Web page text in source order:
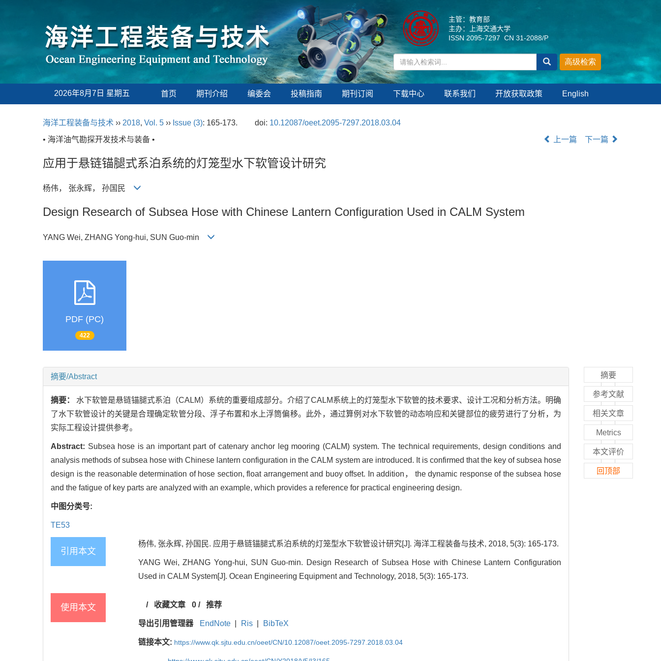
主管：教育部
主办：上海交通大学
ISSN 2095-7297 CN 31-2088/P
2026年8月7日 星期五 首页 期刊介绍 编委会 投稿指南 期刊订阅 下载中心 联系我们 开放获取政策 English
海洋工程装备与技术 ›› 2018, Vol. 5 ›› Issue (3): 165-173. doi: 10.12087/oeet.2095-7297.2018.03.04
• 海洋油气勘探开发技术与装备 •
上一篇 下一篇
应用于悬链锚腿式系泊系统的灯笼型水下软管设计研究
杨伟， 张永辉， 孙国民
Design Research of Subsea Hose with Chinese Lantern Configuration Used in CALM System
YANG Wei, ZHANG Yong-hui, SUN Guo-min
PDF (PC)
422
摘要/Abstract
摘要： 水下软管是悬链锚腿式系泊（CALM）系统的重要组成部分。介绍了CALM系统上的灯笼型水下软管的技术要求、设计工况和分析方法。明确
了水下软管设计的关键是合理确定软管分段、浮子布置和水上浮筒偏移。此外，通过算例对水下软管的动态响应和关键部位的疲劳进行了分析，为
实际工程设计提供参考。
Abstract: Subsea hose is an important part of catenary anchor leg mooring (CALM) system. The technical requirements, design conditions and
analysis methods of subsea hose with Chinese lantern configuration in the CALM system are introduced. It is confirmed that the key of subsea hose
design is the reasonable determination of hose section, float arrangement and buoy offset. In addition， the dynamic response of the subsea hose
and the fatigue of key parts are analyzed with an example, which provides a reference for practical engineering design.
中图分类号:
TE53
引用本文
杨伟, 张永辉, 孙国民. 应用于悬链锚腿式系泊系统的灯笼型水下软管设计研究[J]. 海洋工程装备与技术, 2018, 5(3): 165-173.
YANG Wei, ZHANG Yong-hui, SUN Guo-min. Design Research of Subsea Hose with Chinese Lantern Configuration
Used in CALM System[J]. Ocean Engineering Equipment and Technology, 2018, 5(3): 165-173.
使用本文 / 收藏文章 0/ 推荐
导出引用管理器 EndNote Ris BibTeX
链接本文: https://www.qk.sjtu.edu.cn/oeet/CN/10.12087/oeet.2095-7297.2018.03.04
摘要
参考文献
相关文章
Metrics
本文评价
回顶部